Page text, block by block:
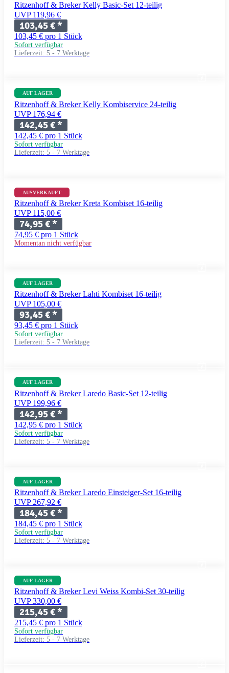
Ritzenhoff & Breker Kelly Basic-Set 12-teilig
UVP 119,96 €
103,45 €*
103,45 € pro 1 Stück
Sofort verfügbar
Lieferzeit: 5 - 7 Werktage
AUF LAGER
Ritzenhoff & Breker Kelly Kombiservice 24-teilig
UVP 176,94 €
142,45 €*
142,45 € pro 1 Stück
Sofort verfügbar
Lieferzeit: 5 - 7 Werktage
AUSVERKAUFT
Ritzenhoff & Breker Kreta Kombiset 16-teilig
UVP 115,00 €
74,95 €*
74,95 € pro 1 Stück
Momentan nicht verfügbar
AUF LAGER
Ritzenhoff & Breker Lahti Kombiset 16-teilig
UVP 105,00 €
93,45 €*
93,45 € pro 1 Stück
Sofort verfügbar
Lieferzeit: 5 - 7 Werktage
AUF LAGER
Ritzenhoff & Breker Laredo Basic-Set 12-teilig
UVP 199,96 €
142,95 €*
142,95 € pro 1 Stück
Sofort verfügbar
Lieferzeit: 5 - 7 Werktage
AUF LAGER
Ritzenhoff & Breker Laredo Einsteiger-Set 16-teilig
UVP 267,92 €
184,45 €*
184,45 € pro 1 Stück
Sofort verfügbar
Lieferzeit: 5 - 7 Werktage
AUF LAGER
Ritzenhoff & Breker Levi Weiss Kombi-Set 30-teilig
UVP 330,00 €
215,45 €*
215,45 € pro 1 Stück
Sofort verfügbar
Lieferzeit: 5 - 7 Werktage